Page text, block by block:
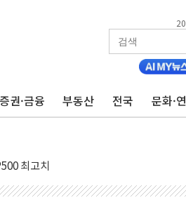
증권·금융 부동산 전국 문화·
vs 정청래 격차 확대'
체' 타진
소명" 요구
능성 낮아지며 상승… STOXX 600 지수